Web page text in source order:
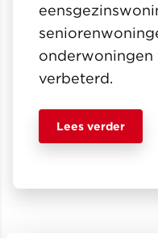
onderwoningen
verbeterd.
Lees verder